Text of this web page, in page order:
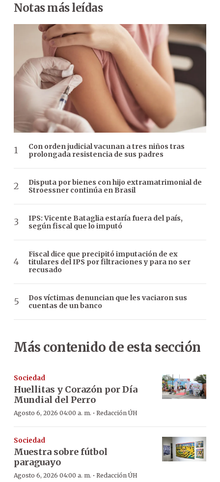
Notas más leídas
Con orden judicial vacunan a tres niños tras
prolongada resistencia de sus padres
Disputa por bienes con hijo extramatrimonial de
Stroessner continúa en Brasil
IPS: Vicente Bataglia estaría fuera del país,
según fiscal que lo imputó
Fiscal dice que precipitó imputación de ex
titulares del IPS por filtraciones y para no ser
recusado
Dos víctimas denuncian que les vaciaron sus
cuentas de un banco
Más contenido de esta sección
Sociedad
Huellitas y Corazón por Día
Mundial del Perro
Agosto 6, 2026 04:00 a. m. · Redacción ÚH
Sociedad
Muestra sobre fútbol
paraguayo
Agosto 6, 2026 04:00 a. m. · Redacción ÚH